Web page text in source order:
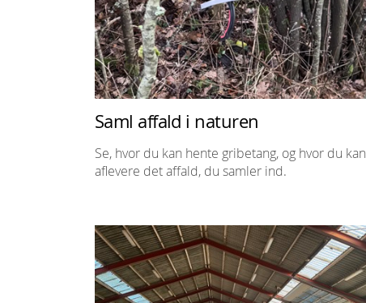
Saml affald i naturen
Se, hvor du kan hente gribetang, og hvor du kan
aflevere det affald, du samler ind.